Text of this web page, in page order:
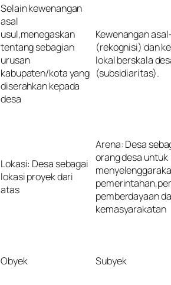
Selain kewenangan
asal
usul,menegaskan
tentang sebagian
urusan
kabupaten/kota yang
diserahkan kepada
desa
Kewenangan
(rekognisi) dan
lokal berskala
(subsidiaritas).
Lokasi: Desa sebagai
lokasi proyek dari
atas
Arena: Desa
orang desa untuk
pemberdayaan
kemasyarakatan
Obyek Subyek